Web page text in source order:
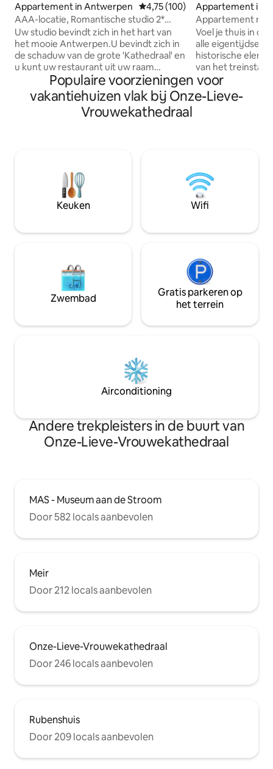
Appartement in Antwerpen Gemiddelde beoordeling van
4,75 (100)
AAA-locatie, Romantische studio 2*
hartje Antwerpen.
Uw studio bevindt zich in het hart van
het mooie Antwerpen.U bevindt zich in
de schaduw van de grote 'Kathedraal' en
u kunt uw restaurant uit uw raam
kiezen. Alle bezienswaardigheden van
Antwerpen liggen op een steenworp
afstand van uw gezellige studio. Al onze
studio 's zijn in 2018 gerenoveerd met
om je gastheer te zijn in het mooie
antwerpen. Ik hoop je snel te zien. Met
vriendelijke groet Kevin.K
Appartement in
n
Appartement
het historische
Voel je thuis in dit
alle eigentijdse
historische
van het
Het volledig
appartement
binnenplaats –
Gratis opslag is
zoek naar lange
me een bericht.
Populaire voorzieningen voor
vakantiehuizen vlak bij Onze-Lieve-
Vrouwekathedraal
Keuken Wifi
Zwembad
Gratis parkeren op
het terrein
Airconditioning
Andere trekpleisters in de buurt van
Onze-Lieve-Vrouwekathedraal
MAS - Museum aan de Stroom
Door 582 locals aanbevolen
Meir
Door 212 locals aanbevolen
Onze-Lieve-Vrouwekathedraal
Door 246 locals aanbevolen
Rubenshuis
Door 209 locals aanbevolen